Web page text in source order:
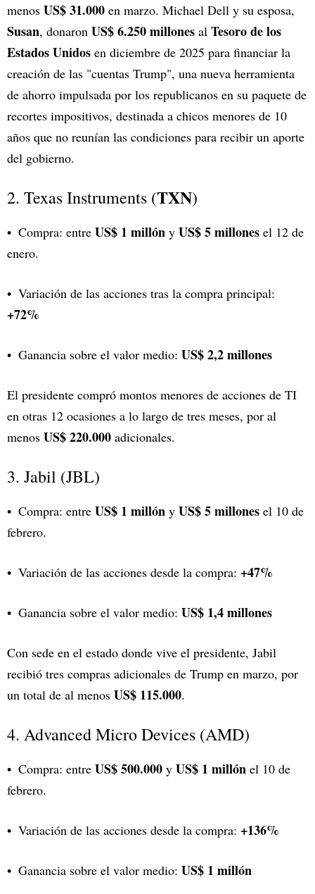
menos US$ 31.000 en marzo. Michael Dell y su esposa,
Susan, donaron US$ 6.250 millones al Tesoro de los
Estados Unidos en diciembre de 2025 para financiar la
creación de las "cuentas Trump", una nueva herramienta
de ahorro impulsada por los republicanos en su paquete de
recortes impositivos, destinada a chicos menores de 10
años que no reunían las condiciones para recibir un aporte
del gobierno.
2. Texas Instruments (TXN)
Compra: entre US$ 1 millón y US$ 5 millones el 12 de
enero.
Variación de las acciones tras la compra principal:
+72%
Ganancia sobre el valor medio: US$ 2,2 millones
El presidente compró montos menores de acciones de TI
en otras 12 ocasiones a lo largo de tres meses, por al
menos US$ 220.000 adicionales.
3. Jabil (JBL)
Compra: entre US$ 1 millón y US$ 5 millones el 10 de
febrero.
Variación de las acciones desde la compra: +47%
Ganancia sobre el valor medio: US$ 1,4 millones
Con sede en el estado donde vive el presidente, Jabil
recibió tres compras adicionales de Trump en marzo, por
un total de al menos US$ 115.000.
4. Advanced Micro Devices (AMD)
Compra: entre US$ 500.000 y US$ 1 millón el 10 de
febrero.
Variación de las acciones desde la compra: +136%
Ganancia sobre el valor medio: US$ 1 millón